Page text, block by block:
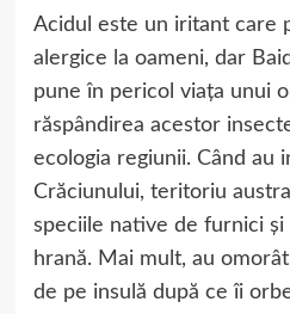
Acidul este un iritant care
alergice la oameni, dar
pune în pericol viața unui
răspândirea acestor
ecologia regiunii. Când au
Crăciunului, teritoriu
speciile native de furnici
hrană. Mai mult, au
de pe insulă după ce îi